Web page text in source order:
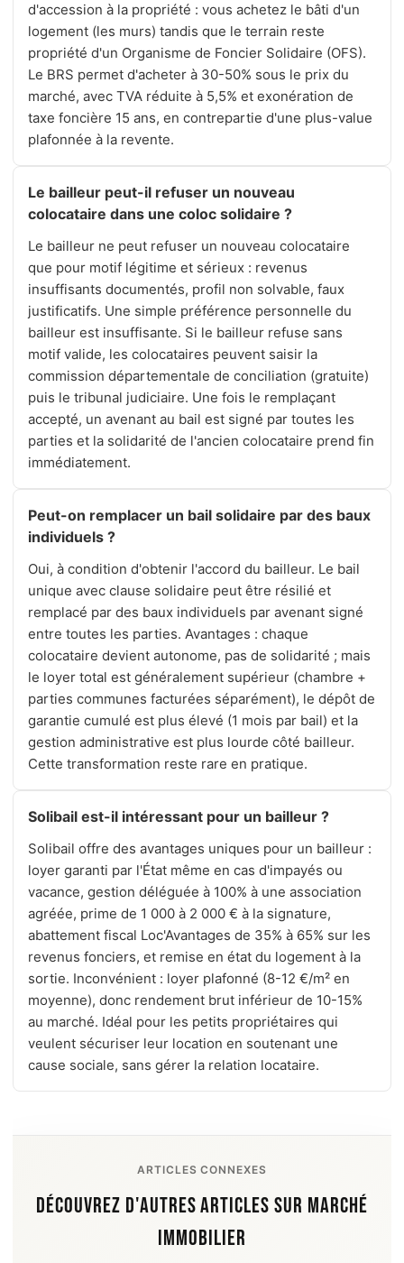
d'accession à la propriété : vous achetez le bâti d'un
logement (les murs) tandis que le terrain reste
propriété d'un Organisme de Foncier Solidaire (OFS).
Le BRS permet d'acheter à 30-50% sous le prix du
marché, avec TVA réduite à 5,5% et exonération de
taxe foncière 15 ans, en contrepartie d'une plus-value
plafonnée à la revente.
Le bailleur peut-il refuser un nouveau
colocataire dans une coloc solidaire ?
Le bailleur ne peut refuser un nouveau colocataire
que pour motif légitime et sérieux : revenus
insuffisants documentés, profil non solvable, faux
justificatifs. Une simple préférence personnelle du
bailleur est insuffisante. Si le bailleur refuse sans
motif valide, les colocataires peuvent saisir la
commission départementale de conciliation (gratuite)
puis le tribunal judiciaire. Une fois le remplaçant
accepté, un avenant au bail est signé par toutes les
parties et la solidarité de l'ancien colocataire prend fin
immédiatement.
Peut-on remplacer un bail solidaire par des baux
individuels ?
Oui, à condition d'obtenir l'accord du bailleur. Le bail
unique avec clause solidaire peut être résilié et
remplacé par des baux individuels par avenant signé
entre toutes les parties. Avantages : chaque
colocataire devient autonome, pas de solidarité ; mais
le loyer total est généralement supérieur (chambre +
parties communes facturées séparément), le dépôt de
garantie cumulé est plus élevé (1 mois par bail) et la
gestion administrative est plus lourde côté bailleur.
Cette transformation reste rare en pratique.
Solibail est-il intéressant pour un bailleur ?
Solibail offre des avantages uniques pour un bailleur :
loyer garanti par l'État même en cas d'impayés ou
vacance, gestion déléguée à 100% à une association
agréée, prime de 1 000 à 2 000 € à la signature,
abattement fiscal Loc'Avantages de 35% à 65% sur les
revenus fonciers, et remise en état du logement à la
sortie. Inconvénient : loyer plafonné (8-12 €/m² en
moyenne), donc rendement brut inférieur de 10-15%
au marché. Idéal pour les petits propriétaires qui
veulent sécuriser leur location en soutenant une
cause sociale, sans gérer la relation locataire.
ARTICLES CONNEXES
DÉCOUVREZ D'AUTRES ARTICLES SUR MARCHÉ
IMMOBILIER